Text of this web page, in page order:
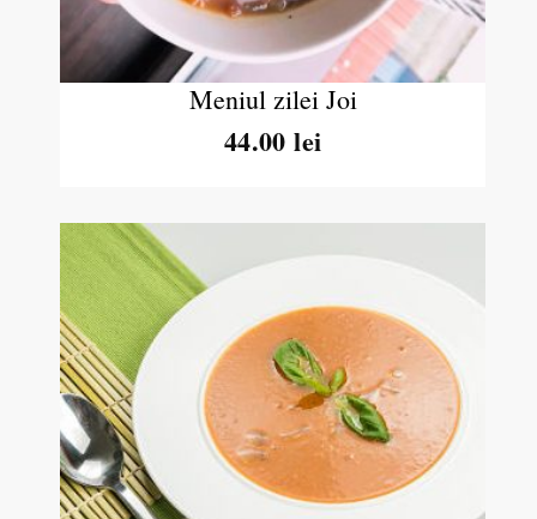
Meniul zilei Joi
44.00 lei